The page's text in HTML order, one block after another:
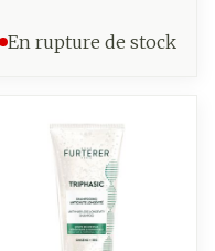
En rupture de stock